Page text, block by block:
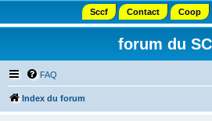
Sccf Contact Coop
forum du
FAQ
Index du forum